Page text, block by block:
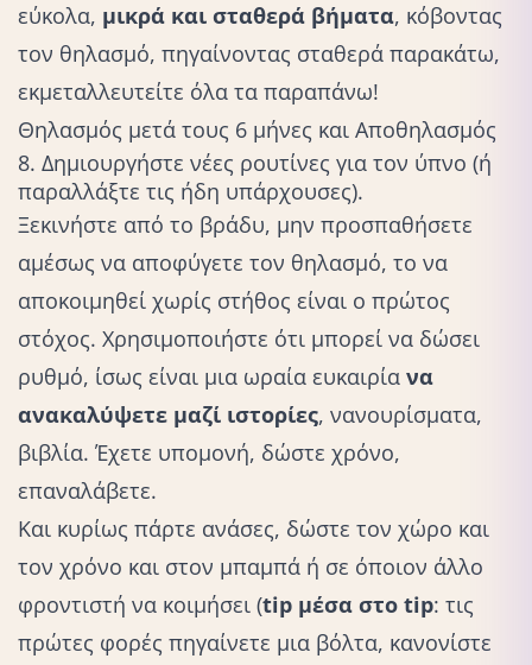
εύκολα, μικρά και σταθερά βήματα, κόβοντας
τον θηλασμό, πηγαίνοντας σταθερά παρακάτω,
εκμεταλλευτείτε όλα τα παραπάνω!
Θηλασμός μετά τους 6 μήνες και Αποθηλασμός
8. Δημιουργήστε νέες ρουτίνες για τον ύπνο (ή
παραλλάξτε τις ήδη υπάρχουσες).
Ξεκινήστε από το βράδυ, μην προσπαθήσετε
αμέσως να αποφύγετε τον θηλασμό, το να
αποκοιμηθεί χωρίς στήθος είναι ο πρώτος
στόχος. Χρησιμοποιήστε ότι μπορεί να δώσει
ρυθμό, ίσως είναι μια ωραία ευκαιρία να
ανακαλύψετε μαζί ιστορίες, νανουρίσματα,
βιβλία. Έχετε υπομονή, δώστε χρόνο,
επαναλάβετε.
Και κυρίως πάρτε ανάσες, δώστε τον χώρο και
τον χρόνο και στον μπαμπά ή σε όποιον άλλο
φροντιστή να κοιμήσει (tip μέσα στο tip: τις
πρώτες φορές πηγαίνετε μια βόλτα, κανονίστε